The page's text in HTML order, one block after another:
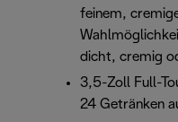
feinem,
dicht, cremig
3,5-Zoll Full-
24 Getränken